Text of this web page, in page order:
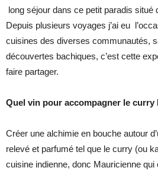
long séjour dans ce petit paradis situé
Depuis plusieurs voyages j’ai eu
cuisines des diverses communautés,
découvertes bachiques, c’est cette
faire partager.
Quel vin pour accompagner le curry
Créer une alchimie en bouche autour
relevé et parfumé tel que le curry (ou
cuisine indienne, donc Mauricienne qui